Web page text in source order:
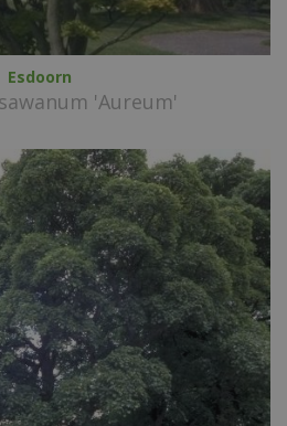
Esdoorn
'Aureum'